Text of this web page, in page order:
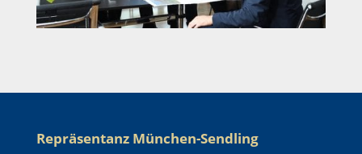
Repräsentanz München-Sendling